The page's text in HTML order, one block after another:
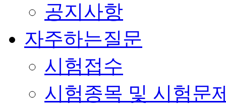
공지사항
자주하는질문
시험접수
시험종목 및 시험문